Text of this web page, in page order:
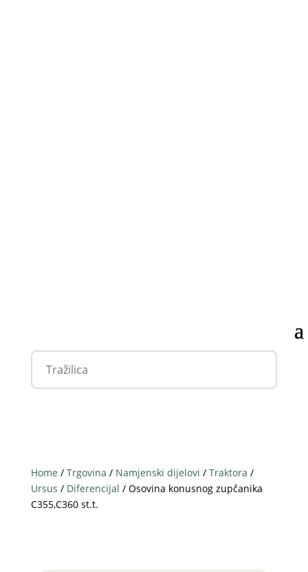
Home / Trgovina / Namjenski dijelovi / Traktora /
Ursus / Diferencijal / Osovina konusnog zupčanika
C355,C360 st.t.